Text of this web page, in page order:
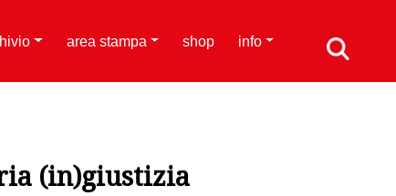
area stampa shop info
(in)giustizia